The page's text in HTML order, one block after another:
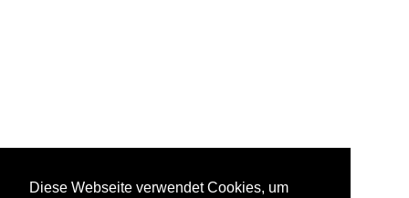
Diese Webseite verwendet Cookies, um